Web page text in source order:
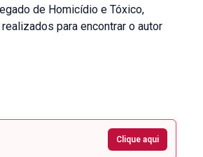
de Homicídio e Tóxico,
para encontrar o autor
Clique aqui